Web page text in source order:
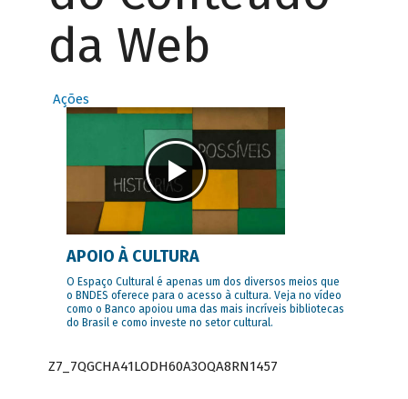
da Web
Ações
APOIO À CULTURA
O Espaço Cultural é apenas um dos diversos meios que
o BNDES oferece para o acesso à cultura. Veja no vídeo
como o Banco apoiou uma das mais incríveis bibliotecas
do Brasil e como investe no setor cultural.
Z7_7QGCHA41LODH60A3OQA8RN1457